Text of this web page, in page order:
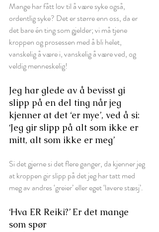
Mange har fått lov til å være syke også,
ordentlig syke? Det er større enn oss, da er
det bare én ting som gjelder; vi må tjene
kroppen og prosessen med å bli helet,
vanskelig å være i, vanskelig å være ved, og
veldig menneskelig!
Jeg har glede av å bevisst gi
slipp på en del ting når jeg
kjenner at det ‘er mye’, ved å si:
‘Jeg gir slipp på alt som ikke er
mitt, alt som ikke er meg’
Si det gjerne si det flere ganger, da kjenner jeg
at kroppen gir slipp på det jeg har tatt med
meg av andres ‘greier’ eller eget ‘lavere stæsj’.
‘Hva ER Reiki?’ Er det mange
som spør